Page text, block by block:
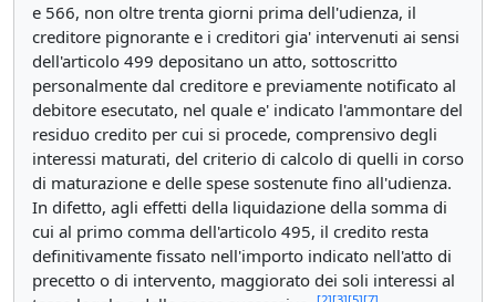
e 566, non oltre trenta giorni prima dell'udienza, il
creditore pignorante e i creditori gia' intervenuti ai sensi
dell'articolo 499 depositano un atto, sottoscritto
personalmente dal creditore e previamente notificato al
debitore esecutato, nel quale e' indicato l'ammontare del
residuo credito per cui si procede, comprensivo degli
interessi maturati, del criterio di calcolo di quelli in corso
di maturazione e delle spese sostenute fino all'udienza.
In difetto, agli effetti della liquidazione della somma di
cui al primo comma dell'articolo 495, il credito resta
definitivamente fissato nell'importo indicato nell'atto di
precetto o di intervento, maggiorato dei soli interessi al